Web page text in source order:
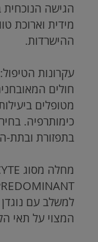
הגישה
מידית וארוכת
ההישרדות.
עקרונות הטיפול:
מטופלים
כימותרפיה.
בתפזורת
מחלה מסוג
למשלב עם
המצוי על תאי